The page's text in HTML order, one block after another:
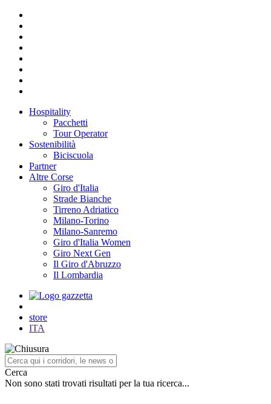
Hospitality
Pacchetti
Tour Operator
Sostenibilità
Biciscuola
Partner
Altre Corse
Giro d'Italia
Strade Bianche
Tirreno Adriatico
Milano-Torino
Milano-Sanremo
Giro d'Italia Women
Giro Next Gen
Il Giro d'Abruzzo
Il Lombardia
store
ITA
Cerca
Non sono stati trovati risultati per la tua ricerca...